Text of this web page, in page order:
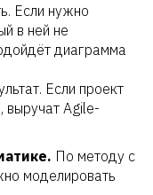
Если нужно
в ней не
диаграмма
Если проект
выручат Agile-
По методу с
моделировать